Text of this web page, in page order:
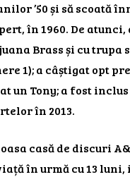
’50 și să scoată
în 1960. De
Brass și cu trupa
1); a câștigat opt
un Tony; a fost
în 2013.
casă de discuri
în urmă cu 13